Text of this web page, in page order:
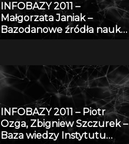
INFOBAZY 2011 –
Małgorzata Janiak –
Bazodanowe źródła nauk
INFOBAZY 2011 – Piotr
Ozga, Zbigniew Szczurek –
Baza wiedzy Instytutu